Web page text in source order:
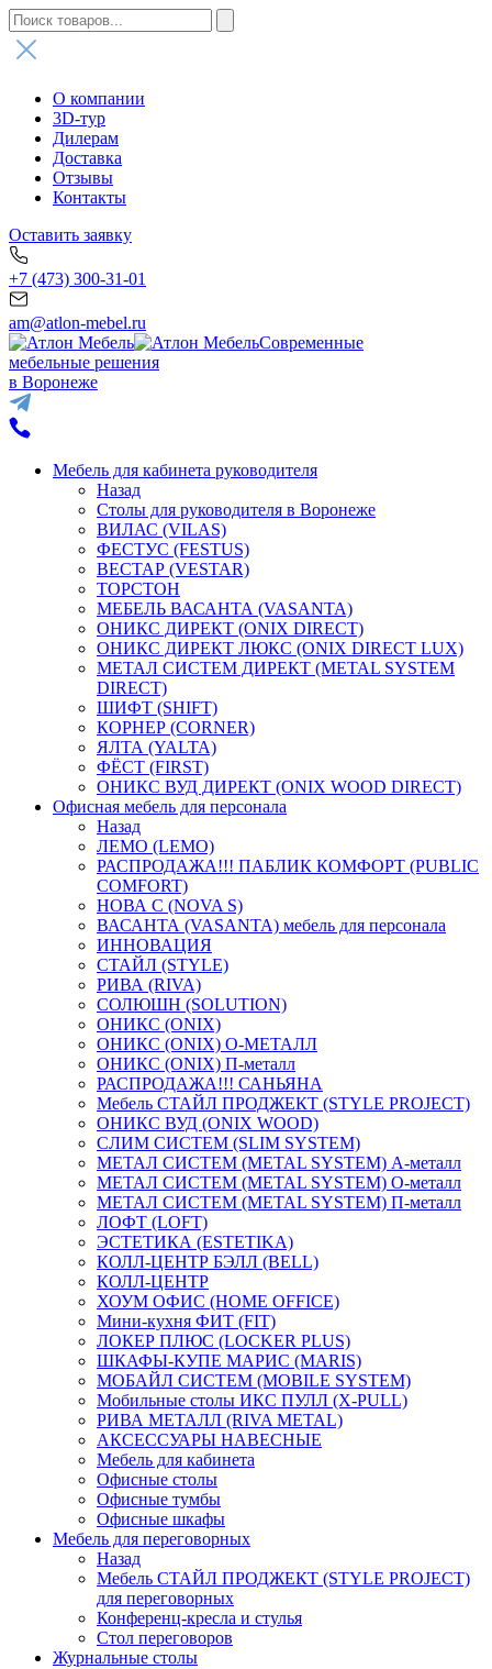
О компании
3D-тур
Дилерам
Доставка
Отзывы
Контакты
Оставить заявку
+7 (473) 300-31-01
am@atlon-mebel.ru
Современные
мебельные решения
в Воронеже
Мебель для кабинета руководителя
Назад
Столы для руководителя в Воронеже
ВИЛАС (VILAS)
ФЕСТУС (FESTUS)
ВЕСТАР (VESTAR)
ТОРСТОН
МЕБЕЛЬ ВАСАНТА (VASANTA)
ОНИКС ДИРЕКТ (ONIX DIRECT)
ОНИКС ДИРЕКТ ЛЮКС (ONIX DIRECT LUX)
МЕТАЛ СИСТЕМ ДИРЕКТ (METAL SYSTEM
DIRECT)
ШИФТ (SHIFT)
КОРНЕР (CORNER)
ЯЛТА (YALTA)
ФЁСТ (FIRST)
ОНИКС ВУД ДИРЕКТ (ONIX WOOD DIRECT)
Офисная мебель для персонала
Назад
ЛЕМО (LEMO)
РАСПРОДАЖА!!! ПАБЛИК КОМФОРТ (PUBLIC
COMFORT)
НОВА С (NOVA S)
ВАСАНТА (VASANTA) мебель для персонала
ИННОВАЦИЯ
СТАЙЛ (STYLE)
РИВА (RIVA)
СОЛЮШН (SOLUTION)
ОНИКС (ONIX)
ОНИКС (ONIX) O-МЕТАЛЛ
ОНИКС (ONIX) П-металл
РАСПРОДАЖА!!! САНЬЯНА
Мебель СТАЙЛ ПРОДЖЕКТ (STYLE PROJECT)
ОНИКС ВУД (ONIX WOOD)
СЛИМ СИСТЕМ (SLIM SYSTEM)
МЕТАЛ СИСТЕМ (METAL SYSTEM) А-металл
МЕТАЛ СИСТЕМ (METAL SYSTEM) О-металл
МЕТАЛ СИСТЕМ (METAL SYSTEM) П-металл
ЛОФТ (LOFT)
ЭСТЕТИКА (ESTETIKA)
КОЛЛ-ЦЕНТР БЭЛЛ (BELL)
КОЛЛ-ЦЕНТР
ХОУМ ОФИС (HOME OFFICE)
Мини-кухня ФИТ (FIT)
ЛОКЕР ПЛЮС (LOCKER PLUS)
ШКАФЫ-КУПЕ МАРИС (MARIS)
МОБАЙЛ СИСТЕМ (MOBILE SYSTEM)
Мобильные столы ИКС ПУЛЛ (X-PULL)
РИВА МЕТАЛЛ (RIVA METAL)
АКСЕССУАРЫ НАВЕСНЫЕ
Мебель для кабинета
Офисные столы
Офисные тумбы
Офисные шкафы
Мебель для переговорных
Назад
Мебель СТАЙЛ ПРОДЖЕКТ (STYLE PROJECT)
для переговорных
Конференц-кресла и стулья
Стол переговоров
Журнальные столы